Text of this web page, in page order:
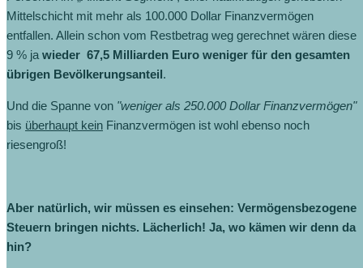
Mittelschicht mit mehr als 100.000 Dollar Finanzvermögen
entfallen. Allein schon vom Restbetrag weg gerechnet wären diese
9 % ja wieder 67,5 Milliarden Euro weniger für den gesamten
übrigen Bevölkerungsanteil.
Und die Spanne von "weniger als 250.000 Dollar Finanzvermögen"
bis überhaupt kein Finanzvermögen ist wohl ebenso noch
riesengroß!
Aber natürlich, wir müssen es einsehen: Vermögensbezogene
Steuern bringen nichts. Lächerlich! Ja, wo kämen wir denn da
hin?